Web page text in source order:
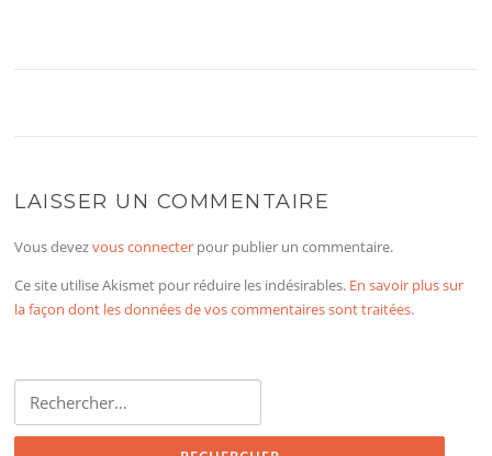
LAISSER UN COMMENTAIRE
Vous devezvous connecter pour publier un commentaire.
Ce site utilise Akismet pour réduire les indésirables. En savoir plus sur
la façon dont les données de vos commentaires sont traitées.